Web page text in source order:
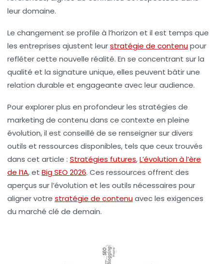
leur domaine.
Le changement se profile à l’horizon et il est temps que
les entreprises ajustent leurstratégie de contenupour
refléter cette nouvelle réalité. En se concentrant sur la
qualité et la signature unique, elles peuvent bâtir une
relation durable et engageante avec leur audience.
Pour explorer plus en profondeur les stratégies de
marketing de contenu dans ce contexte en pleine
évolution, il est conseillé de se renseigner sur divers
outils et ressources disponibles, tels que ceux trouvés
dans cet article : Stratégies futures,L’évolution à l’ère
de l’IA, et Big SEO 2026. Ces ressources offrent des
aperçus sur l’évolution et les outils nécessaires pour
aligner votre stratégie de contenuavec les exigences
du marché clé de demain.